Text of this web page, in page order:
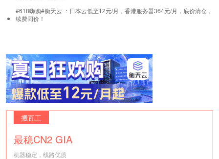
#618嗨购#衡天云 ：日本云低至12元/月，香港服务器364元/月，底价清仓，
续费同价！
搬瓦工
最稳CN2 GIA
机器稳定，线路优质